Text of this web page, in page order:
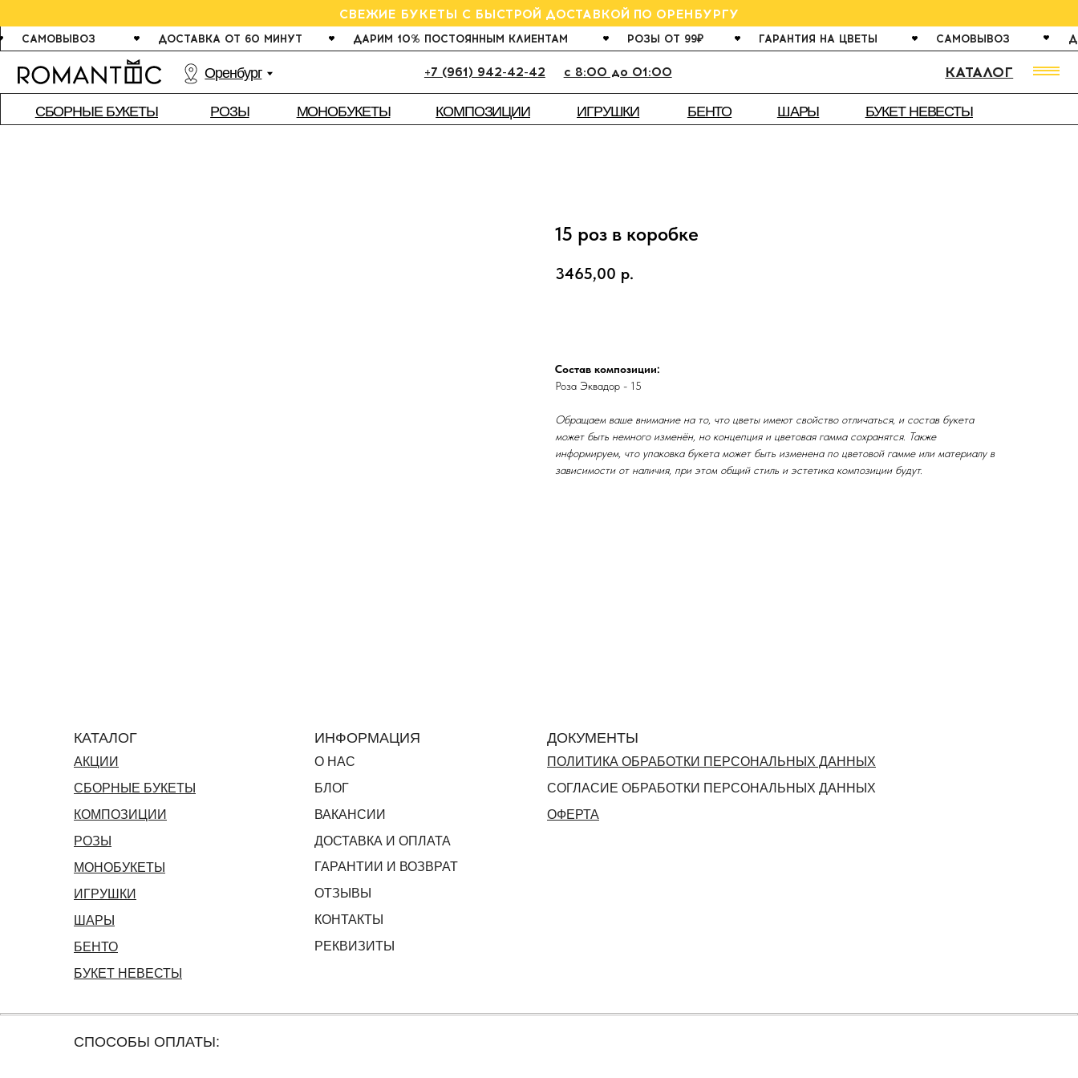
+7 (961) 942-42-42
СВЕЖИЕ БУКЕТЫ С БЫСТРОЙ ДОСТАВКОЙ ПО ОРЕНБУРГУ
ДОСТАВКА ОТ 60 МИНУТ ДАРИМ 10% ПОСТОЯННЫМ КЛИЕНТАМ РОЗЫ ОТ 99 ГАРАНТИЯ НА ЦВЕТЫ САМОВЫВОЗ ДОСТАВКА ОТ 60
САМОВЫВОЗ
Оренбург
15 роз в коробке
3465,00 р.
Состав композиции:
Роза Эквадор - 15
Обращаем ваше внимание на то, что цветы имеют свойство отличаться, и состав букета
может быть немного изменён, но концепция и цветовая гамма сохранятся. Также
информируем, что упаковка букета может быть изменена по цветовой гамме или материалу в
зависимости от наличия, при этом общий стиль и эстетика композиции будут.
ДОКУМЕНТЫ
ПОЛИТИКА ОБРАБОТКИ ПЕРСОНАЛЬНЫХ ДАННЫХ
СОГЛАСИЕ ОБРАБОТКИ ПЕРСОНАЛЬНЫХ ДАННЫХ
ОФЕРТА
КАТАЛОГ
АКЦИИ
СБОРНЫЕ БУКЕТЫ
КОМПОЗИЦИИ
РОЗЫ
МОНОБУКЕТЫ
ИГРУШКИ
ШАРЫ
БЕНТО
БУКЕТ НЕВЕСТЫ
ИНФОРМАЦИЯ
О НАС
БЛОГ
ВАКАНСИИ
ДОСТАВКА И ОПЛАТА
ГАРАНТИИ И ВОЗВРАТ
ОТЗЫВЫ
КОНТАКТЫ
РЕКВИЗИТЫ
СПОСОБЫ ОПЛАТЫ: